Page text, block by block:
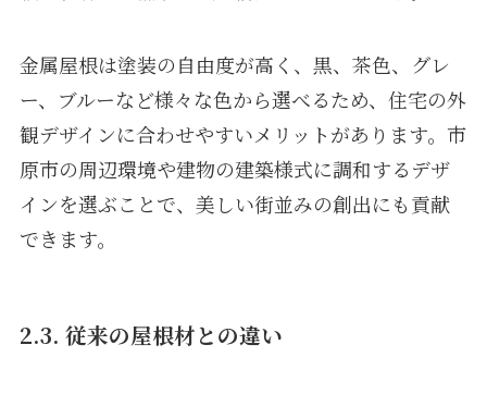
金属屋根は塗装の自由度が高く、黒、茶色、グレ
ー、ブルーなど様々な色から選べるため、住宅の外
観デザインに合わせやすいメリットがあります。市
原市の周辺環境や建物の建築様式に調和するデザ
インを選ぶことで、美しい街並みの創出にも貢献
できます。
2.3. 従来の屋根材との違い